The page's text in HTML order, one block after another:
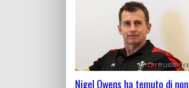
Nigel Owens ha temuto di non